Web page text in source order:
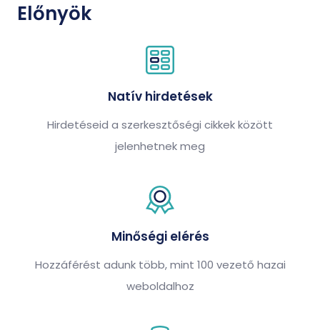
Előnyök
Natív hirdetések
Hirdetéseid a szerkesztőségi cikkek között
jelenhetnek meg
Minőségi elérés
Hozzáférést adunk több, mint 100 vezető hazai
weboldalhoz